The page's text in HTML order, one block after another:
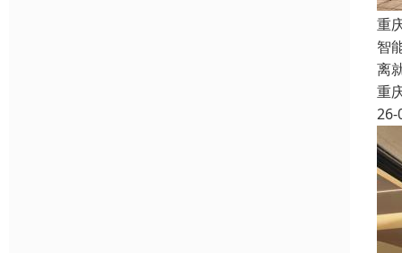
重
智
离
重
26-